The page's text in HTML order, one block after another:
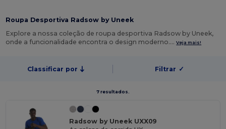
Roupa Desportiva Radsow by Uneek
Explore a nossa coleção de roupa desportiva Radsow by Uneek,
onde a funcionalidade encontra o design moderno.…Veja mais!
Classificar por Filtrar ✓
7 resultados.
Radsow by Uneek UXX09